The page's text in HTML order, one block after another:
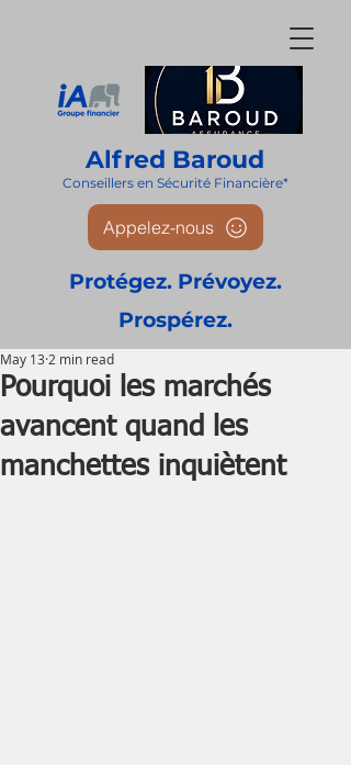
Alfred Baroud
Conseillers en Sécurité Financière*
Appelez-nous
Protégez. Prévoyez.
Prospérez.
Pourquoi les marchés
avancent quand les
manchettes inquiètent
May 13 2 min read